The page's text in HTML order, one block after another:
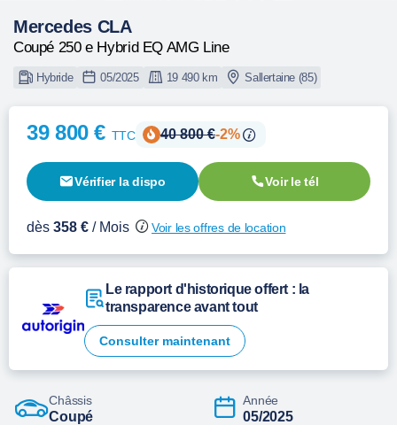
Mercedes CLA
Coupé 250 e Hybrid EQ AMG Line
Hybride 05/2025 19 490 km Sallertaine (85)
39 800 € TTC 40 800 €-2%
Vérifier la dispo Voir le tél
dès 358 € / Mois Voir les offres de location
Le rapport d'historique offert : la
transparence avant tout
Consulter maintenant
Châssis
Coupé
Année
05/2025